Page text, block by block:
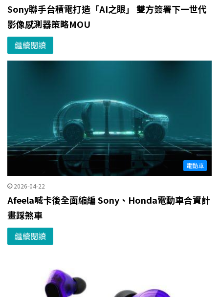
Sony聯手台積電打造「AI之眼」 雙方簽署下一世代
影像感測器策略MOU
繼續閱讀
電動車
2026-04-22
Afeela喊卡後全面縮編 Sony、Honda電動車合資計
畫踩煞車
繼續閱讀